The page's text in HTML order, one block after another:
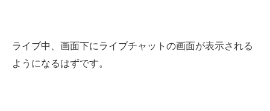
ライブ中、画面下にライブチャットの画面が表示される
ようになるはずです。